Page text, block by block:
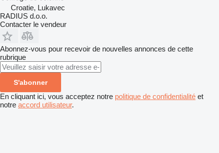
Croatie, Lukavec
RADIUS d.o.o.
Contacter le vendeur
Abonnez-vous pour recevoir de nouvelles annonces de cette
rubrique
S'abonner
En cliquant ici, vous acceptez notre politique de confidentialité et
notre accord utilisateur.